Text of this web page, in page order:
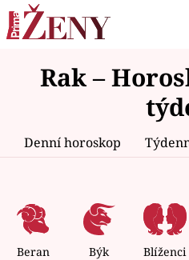
Trendy: Polabí Inspekce
Témata
Celebrity
Rak –
Denní horoskop
Beran Býk Blíženci